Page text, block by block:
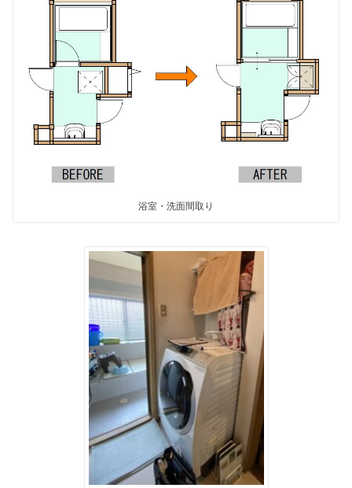
浴室・洗面間取り